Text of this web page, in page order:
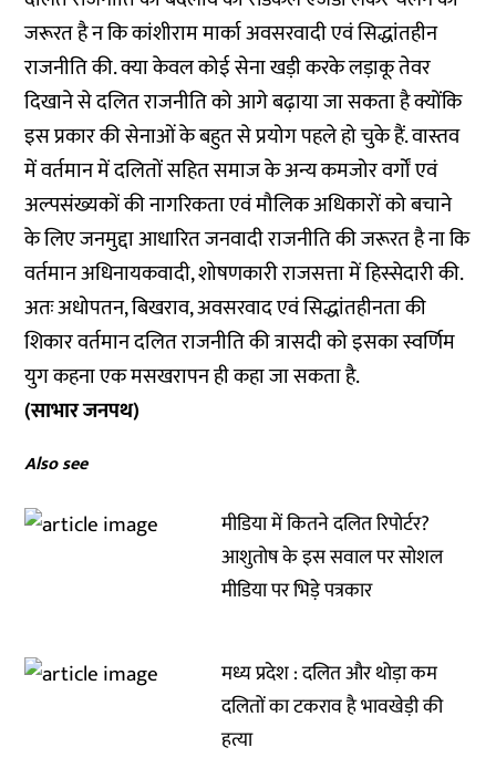
जरूरत है न कि कांशीराम मार्का अवसरवादी एवं सिद्धांतहीन
राजनीति की. क्या केवल कोई सेना खड़ी करके लड़ाकू तेवर
दिखाने से दलित राजनीति को आगे बढ़ाया जा सकता है क्योंकि
इस प्रकार की सेनाओं के बहुत से प्रयोग पहले हो चुके हैं. वास्तव
में वर्तमान में दलितों सहित समाज के अन्य कमजोर वर्गों एवं
अल्पसंख्यकों की नागरिकता एवं मौलिक अधिकारों को बचाने
के लिए जनमुद्दा आधारित जनवादी राजनीति की जरूरत है ना कि
वर्तमान अधिनायकवादी, शोषणकारी राजसत्ता में हिस्सेदारी की.
अतः अधोपतन, बिखराव, अवसरवाद एवं सिद्धांतहीनता की
शिकार वर्तमान दलित राजनीति की त्रासदी को इसका स्वर्णिम
युग कहना एक मसखरापन ही कहा जा सकता है.
(साभार जनपथ)
Also see
मीडिया में कितने दलित रिपोर्टर?
आशुतोष के इस सवाल पर सोशल
मीडिया पर भिड़े पत्रकार
मध्य प्रदेश : दलित और थोड़ा कम
दलितों का टकराव है भावखेड़ी की
हत्या